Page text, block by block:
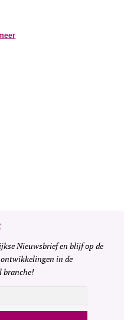
Nieuwsbrief en blijf op de
in de
branche!